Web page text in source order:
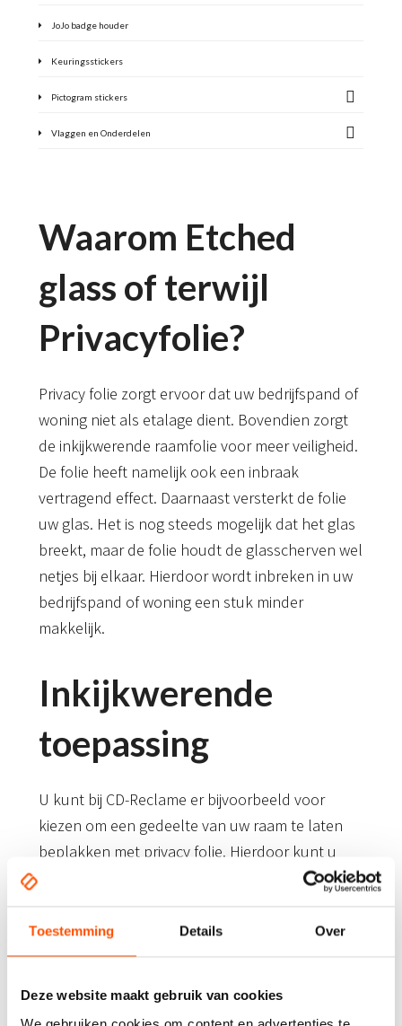
Toestemming Details Over
Deze website maakt gebruik van cookies
We gebruiken cookies om content en advertenties te
JoJo badge houder
Keuringsstickers
Pictogram stickers
Vlaggen en Onderdelen
Waarom Etched
glass of terwijl
Privacyfolie?
Privacy folie zorgt ervoor dat uw bedrijfspand of
woning niet als etalage dient. Bovendien zorgt
de inkijkwerende raamfolie voor meer veiligheid.
De folie heeft namelijk ook een inbraak
vertragend effect. Daarnaast versterkt de folie
uw glas. Het is nog steeds mogelijk dat het glas
breekt, maar de folie houdt de glasscherven wel
netjes bij elkaar. Hierdoor wordt inbreken in uw
bedrijfspand of woning een stuk minder
makkelijk.
Inkijkwerende
toepassing
U kunt bij CD-Reclame er bijvoorbeeld voor
kiezen om een gedeelte van uw raam te laten
beplakken met privacy folie. Hierdoor kunt u
nog steeds naar buiten kijken, zonder dat er de
privacy folies zorgen ervoor dat er minder inkijk
is in uw pand of woning, maar laten tegelijkertijd
meerdere gradaties, zoals compleet dichte